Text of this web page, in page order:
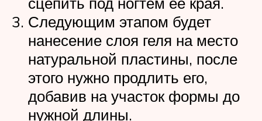
Следующим этапом будет
нанесение слоя геля на место
натуральной пластины, после
этого нужно продлить его,
добавив на участок формы до
нужной длины.